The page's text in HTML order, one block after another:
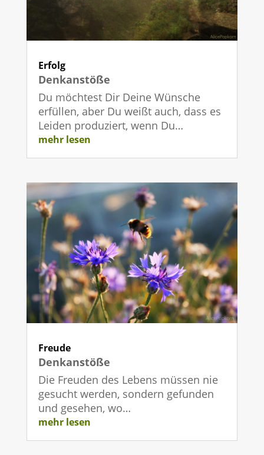
Erfolg
Denkanstöße
Du möchtest Dir Deine Wünsche
erfüllen, aber Du weißt auch, dass es
Leiden produziert, wenn Du…
mehr lesen
Freude
Denkanstöße
Die Freuden des Lebens müssen nie
gesucht werden, sondern gefunden
und gesehen, wo…
mehr lesen